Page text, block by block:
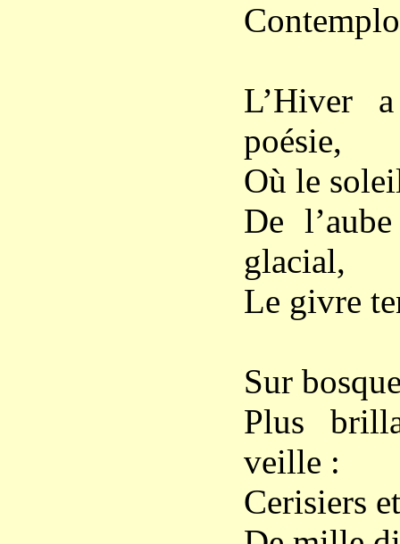
L’Hiver
poésie,
Où le
De
glacial,
Le givre
Sur
Plus
veille :
Cerisiers